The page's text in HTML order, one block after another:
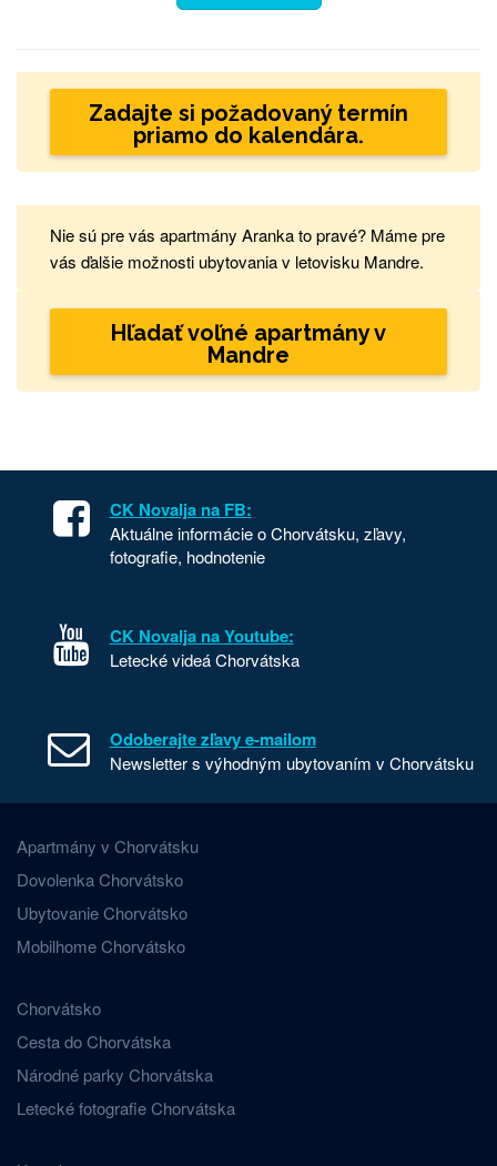
Zadajte si požadovaný termín
priamo do kalendára.
Nie sú pre vás apartmány Aranka to pravé? Máme pre
vás ďalšie možnosti ubytovania v letovisku Mandre.
Hľadať voľné apartmány v
Mandre
CK Novalja na FB:
Aktuálne informácie o Chorvátsku, zľavy,
fotografie, hodnotenie
CK Novalja na Youtube:
Letecké videá Chorvátska
Odoberajte zľavy e-mailom
Newsletter s výhodným ubytovaním v Chorvátsku
Apartmány v Chorvátsku
Dovolenka Chorvátsko
Ubytovanie Chorvátsko
Mobilhome Chorvátsko
Chorvátsko
Cesta do Chorvátska
Národné parky Chorvátska
Letecké fotografie Chorvátska